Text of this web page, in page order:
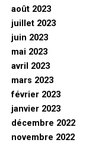
août 2023
juillet 2023
juin 2023
mai 2023
avril 2023
mars 2023
février 2023
janvier 2023
décembre 2022
novembre 2022